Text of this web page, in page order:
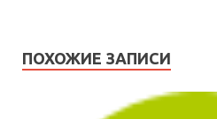
ПОХОЖИЕ ЗАПИСИ